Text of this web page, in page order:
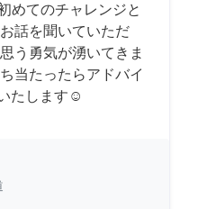
めてのチャレンジと
話を聞いていただ
う勇気が湧いてきま
当たったらアドバイ
たします☺️